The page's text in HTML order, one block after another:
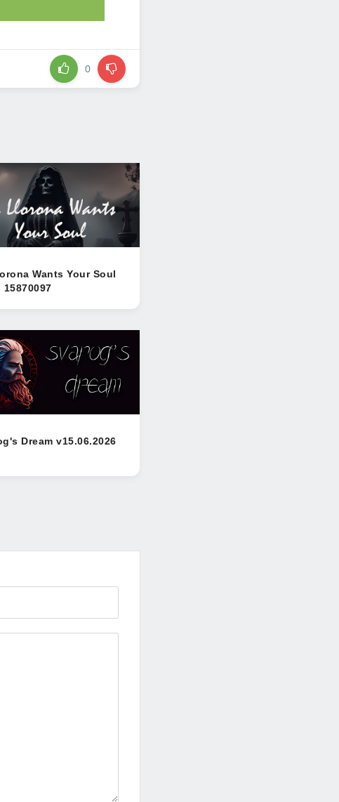
0
Wants Your Soul
15870097
Dream v15.06.2026